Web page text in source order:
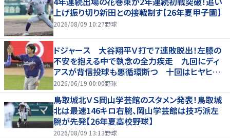
上げ振り切り新田との接戦制す【26年夏甲子園】
2026/08/09 10:27野球
ドジャース 大谷翔平Ｖ打で７連敗脱出！左膝の
不安を抱える中で執念の全力疾走 九回にディ
アスが背信投球も悪循環断つ 十回はヒヤヒヤ
もリード守る
2026/06/19 00:00野球
鳥取城北ＶＳ岡山学芸館のスタメン発表！鳥取城
北は最速146キロ右腕、岡山学芸館は技巧派左
腕が先発【26年夏高校野球】
2026/08/09 13:13野球